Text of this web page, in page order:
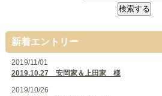
新着エントリー
2019/11/01
2019.10.27 安岡家＆上田家 様
2019/10/26